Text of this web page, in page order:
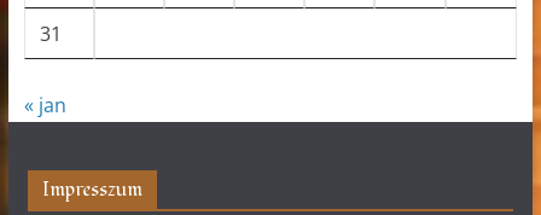
31
« jan
Impresszum